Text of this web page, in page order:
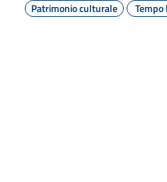
Patrimonio culturale
Tempo